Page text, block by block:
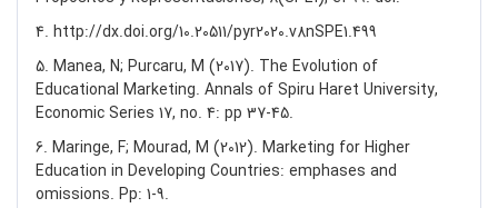
4. http://dx.doi.org/10.20511/pyr2020.v8nSPE1.499
5. Manea, N; Purcaru, M (2017). The Evolution of
Educational Marketing. Annals of Spiru Haret University,
Economic Series 17, no. 4: pp 37-45.
6. Maringe, F; Mourad, M (2012). Marketing for Higher
Education in Developing Countries: emphases and
omissions. Pp: 1-9.